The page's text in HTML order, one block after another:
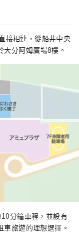
接相連，從船井中央
分阿姆廣場8樓。
分鐘車程，並設有
旅遊的理想選擇。